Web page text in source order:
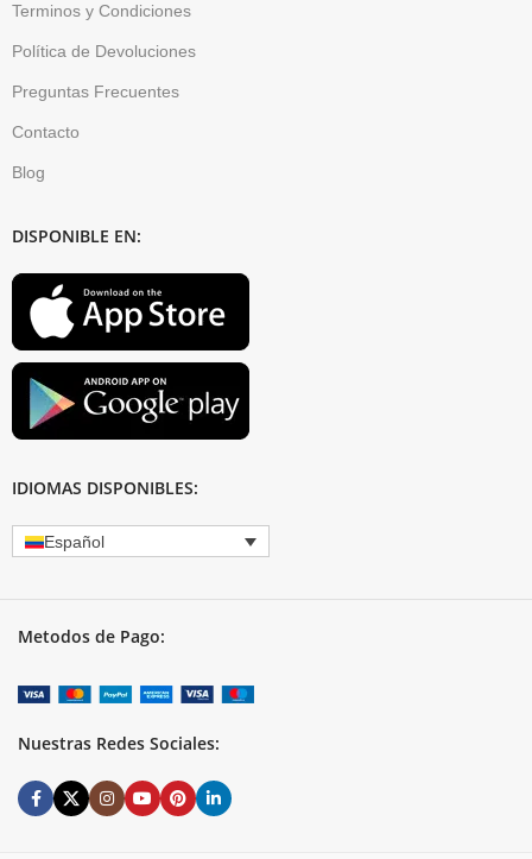
Terminos y Condiciones
Política de Devoluciones
Preguntas Frecuentes
Contacto
Blog
DISPONIBLE EN:
IDIOMAS DISPONIBLES:
Español
Metodos de Pago:
Nuestras Redes Sociales: